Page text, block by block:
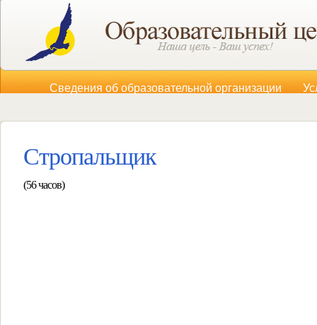
Сведения об образовательной организации
Стропальщик
(56 часов)